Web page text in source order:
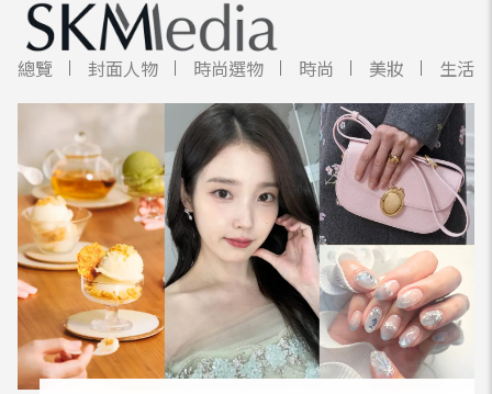
總覽 封面人物 時尚選物 時尚 美妝 生活